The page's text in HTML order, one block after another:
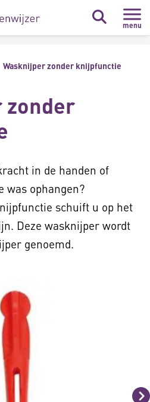
menu
Wasknijper zonder knijpfunctie
zonder
in de handen of
was ophangen?
schuift u op het
Deze wasknijper wordt
genoemd.